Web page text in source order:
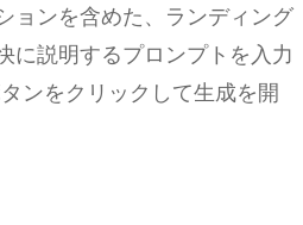
ョンを含めた、ランディング
に説明するプロンプトを入力
ンをクリックして生成を開